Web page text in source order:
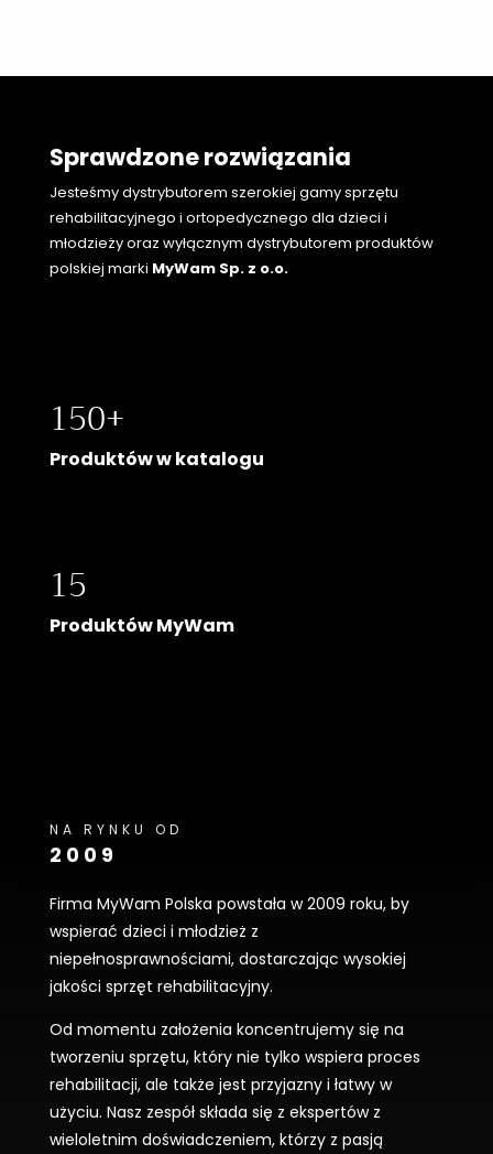
Sprawdzone rozwiązania
Jesteśmy dystrybutorem szerokiej gamy sprzętu
rehabilitacyjnego i ortopedycznego dla dzieci i
młodzieży oraz wyłącznym dystrybutorem produktów
polskiej marki MyWam Sp. z o.o.
150+
Produktów w katalogu
15
Produktów MyWam
NA RYNKU OD
2009
Firma MyWam Polska powstała w 2009 roku, by
wspierać dzieci i młodzież z
niepełnosprawnościami, dostarczając wysokiej
jakości sprzęt rehabilitacyjny.
Od momentu założenia koncentrujemy się na
tworzeniu sprzętu, który nie tylko wspiera proces
rehabilitacji, ale także jest przyjazny i łatwy w
użyciu. Nasz zespół składa się z ekspertów z
wieloletnim doświadczeniem, którzy z pasją